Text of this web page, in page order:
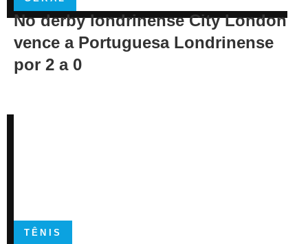
No derby londrinense City London
vence a Portuguesa Londrinense
por 2 a 0
TÊNIS